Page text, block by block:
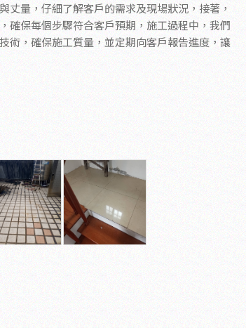
丈量，仔細了解客戶的需求及現場狀況，接著，
確保每個步驟符合客戶預期，施工過程中，我們
術，確保施工質量，並定期向客戶報告進度，讓